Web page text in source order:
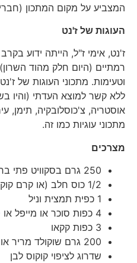
המצביע על מקום המתכון (חברים
העוגות של ז'נט
ז'נט, אימי ז"ל, הייתה ידוע בקרב
רמתיים (היום חלק מהוד השרון),
וטעימות. מתכוני העוגות של
ללא קשר למוצא העדתי (והיו
אוסטריה, צ'כוסלובקיה, תימן,
מתכוני עוגיות כמו זה.
מצרכים
250 גרם בסקוויט פתי בר
1/2 כוס חלב (או קרם קוקוס או שמנת מתוקה)
1 כפית תמצית וניל
4 כפות סוכר או מייפל או
3 כפות קקאו
200 גרם שוקולד מריר או חלב
שדרוג לציפוי קוקוס לבן